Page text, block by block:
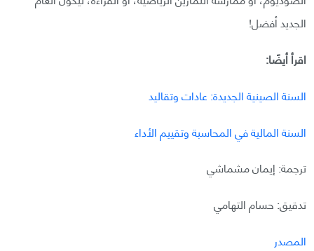
الجديد أفضل!
اقرأ أيضًا:
السنة الصينية الجديدة: عادات وتقاليد
السنة المالية في المحاسبة وتقييم الأداء
ترجمة: إيمان مشماشي
تدقيق: حسام التهامي
المصدر